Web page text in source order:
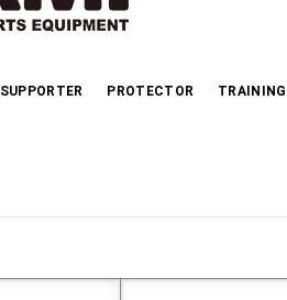
SUPPORTER PROTECTOR TRAINING